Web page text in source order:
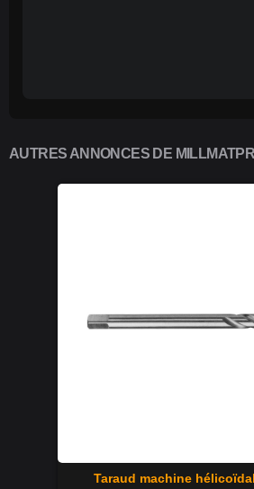
AUTRES ANNONCES DE
Taraud machine